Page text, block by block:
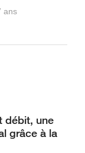
ans
débit, une
grâce à la